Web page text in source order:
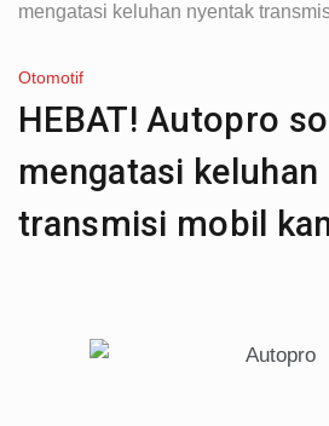
mengatasi keluhan nyentak
Otomotif
HEBAT! Autopro
mengatasi keluhan
transmisi mobil